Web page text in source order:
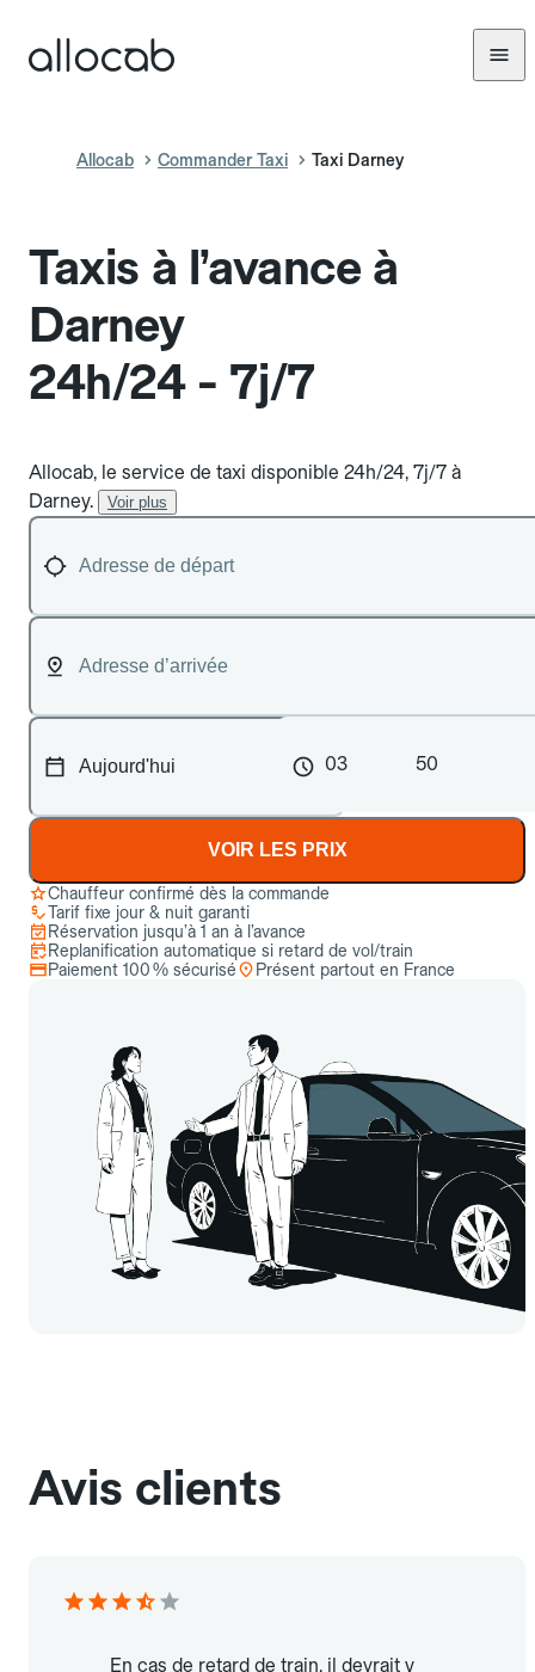
Allocab Commander Taxi Taxi Darney
Taxis à l’avance à
Darney
24h/24 - 7j/7
Allocab, le service de taxi disponible 24h/24, 7j/7 à
Darney.
Voir plus
03 50
VOIR LES PRIX
Chauffeur confirmé dès la commande
Tarif fixe jour & nuit garanti
Réservation jusqu’à 1 an à l’avance
Replanification automatique si retard de vol/train
Paiement 100 % sécurisé
Présent partout en France
Avis clients
En cas de retard de train, il devrait y